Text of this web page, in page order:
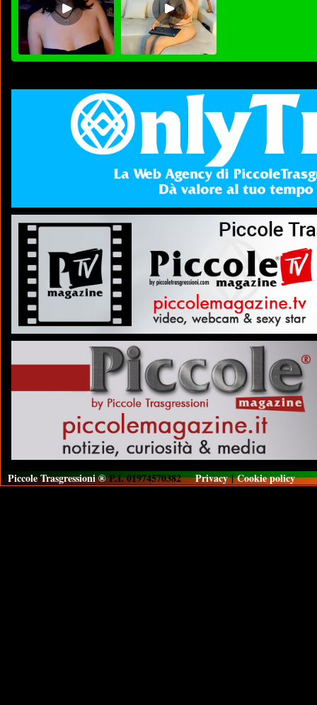
Piccole Trasgressioni ®P.I. 01974570382Privacy|Cookie policy